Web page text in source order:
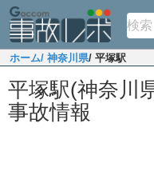
ホーム/ 神奈川県/ 平塚駅
平塚駅(神奈川
事故情報